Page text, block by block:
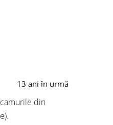
13 ani în urmă
din